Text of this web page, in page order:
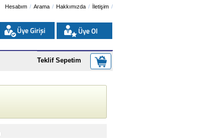
Hesabım Arama Hakkımızda İletişim
Teklif Sepetim